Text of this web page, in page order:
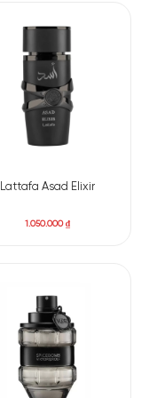
Lattafa Asad Elixir
1.050.000₫